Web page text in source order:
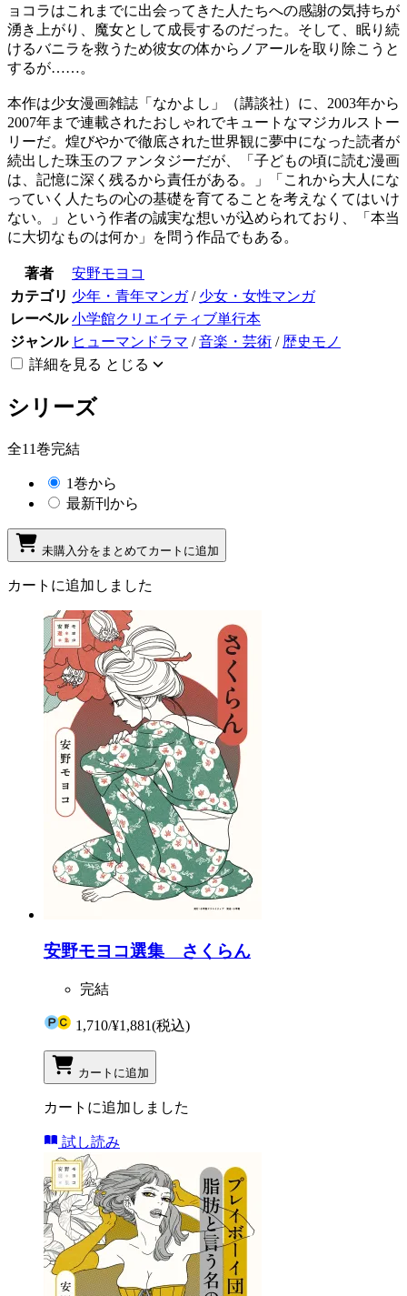
ョコラはこれまでに出会ってきた人たちへの感謝の気持ちが
湧き上がり、魔女として成長するのだった。そして、眠り続
けるバニラを救うため彼女の体からノアールを取り除こうと
するが……。
本作は少女漫画雑誌「なかよし」（講談社）に、2003年から
2007年まで連載されたおしゃれでキュートなマジカルストー
リーだ。煌びやかで徹底された世界観に夢中になった読者が
続出した珠玉のファンタジーだが、「子どもの頃に読む漫画
は、記憶に深く残るから責任がある。」「これから大人にな
っていく人たちの心の基礎を育てることを考えなくてはいけ
ない。」という作者の誠実な想いが込められており、「本当
に大切なものは何か」を問う作品でもある。
著者
安野モヨコ
カテゴリ 少年・青年マンガ/ 少女・女性マンガ
レーベル 小学館クリエイティブ単行本
ジャンル ヒューマンドラマ /音楽・芸術 / 歴史モノ
詳細を見る とじる
シリーズ
全11巻完結
1巻から
最新刊から
未購入分をまとめてカートに追加
カートに追加しました
安野モヨコ選集 さくらん
完結
1,710/¥1,881(税込)
カートに追加
カートに追加しました
試し読み